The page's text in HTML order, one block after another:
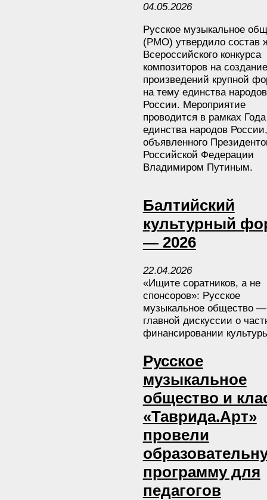
04.05.2026
Русское музыкальное
(РМО) утвердило состав
Всероссийского конкурса
композиторов на создание
произведений крупной
на тему единства народов
России. Мероприятие
проводится в рамках Года
единства народов России,
объявленного
Российской Федерации
Владимиром Путиным.
Балтийский
культурный
— 2026
22.04.2026
«Ищите соратников, а не
спонсоров»: Русское
музыкальное общество
главной дискуссии о
финансировании
Русское
музыкальное
общество и
«Таврида.Арт»
провели
программу для
педагогов